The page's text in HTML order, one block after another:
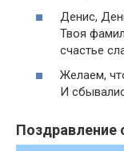
Денис,
Твоя
счастье
Желаем,
И
Поздравление